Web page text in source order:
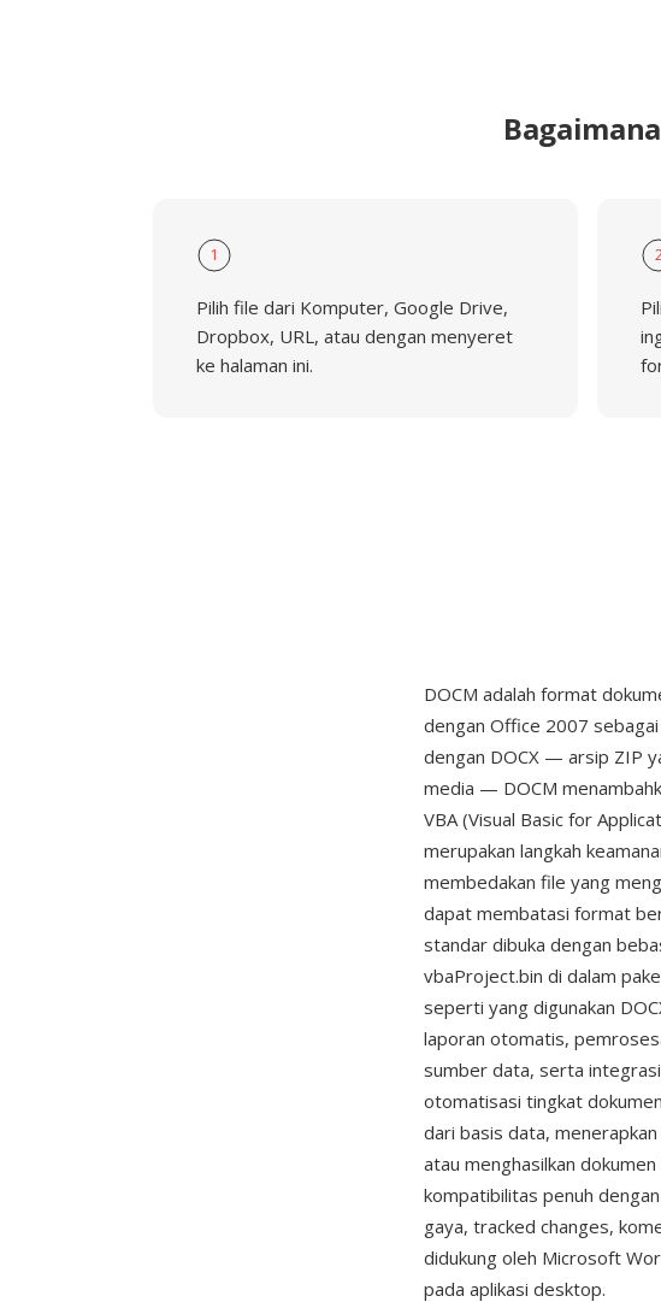
1
Pilih file dari Komputer, Google Drive,
Dropbox, URL, atau dengan menyeret
ke halaman ini.
DOCM adalah format
dengan Office 2007
dengan DOCX — arsip ZIP
media — DOCM
VBA (Visual Basic for
merupakan langkah
membedakan file yang
dapat membatasi format
standar dibuka dengan
vbaProject.bin di dalam
seperti yang digunakan
laporan otomatis,
sumber data, serta
otomatisasi tingkat
dari basis data,
atau menghasilkan
kompatibilitas penuh
gaya, tracked changes,
didukung oleh Microsoft
pada aplikasi desktop.